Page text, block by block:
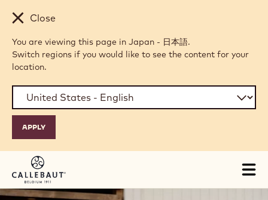
Skip to main content
Close
You are viewing this page in Japan - 日本語.
Switch regions if you would like to see the content for your
location.